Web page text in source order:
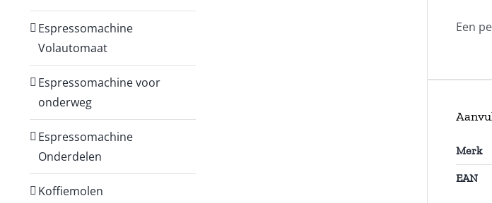
Een
Merk
EAN
Espressomachine
Volautomaat
Espressomachine voor
onderweg
Espressomachine
Onderdelen
Koffiemolen